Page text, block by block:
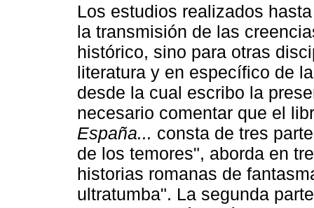
Los estudios realizados
la transmisión de las
histórico, sino para otras
literatura y en específico de
desde la cual escribo la
necesario comentar que el
España... consta de tres
de los temores", aborda en
historias romanas de
ultratumba". La segunda